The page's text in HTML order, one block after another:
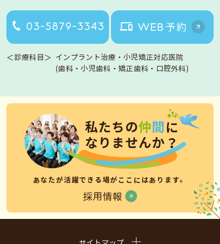
＜診療科目＞
インプラント治療・小児矯正対応医院
(歯科・小児歯科・矯正歯科・口腔外科)
あなたが活躍できる場がここにはあります。
私たち の仲 間 に
な り ま せんか ？
採用情報
サイトマップ